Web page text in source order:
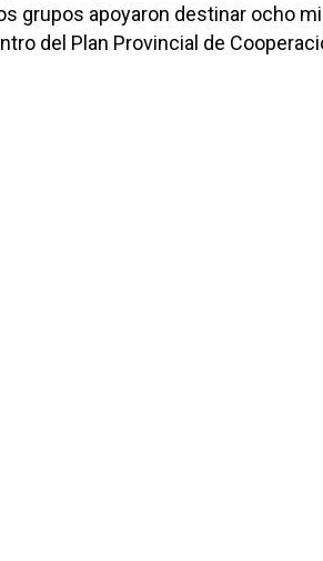
grupos apoyaron destinar ocho
del Plan Provincial de